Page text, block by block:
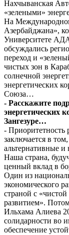
Нахчыванская
«зелеными»
На
Азербайджана»,
Университете
обсуждались
переход и
чистых зон в
солнечной
энергетических
Союза…
- Расскажите
энергетических
Зангезуре…
- Приоритетность
заключается в
альтернативные
Наша страна,
ценный вклад в
Один из
экономического
страной с
развитием».
Ильхама Алиева
солидарности во
обеспечение